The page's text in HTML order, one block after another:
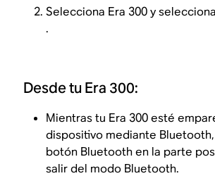
Selecciona Era 300 y selecciona
.
Desde tu Era 300:
Mientras tu Era 300 esté
dispositivo mediante
botón Bluetooth en la parte
salir del modo Bluetooth.